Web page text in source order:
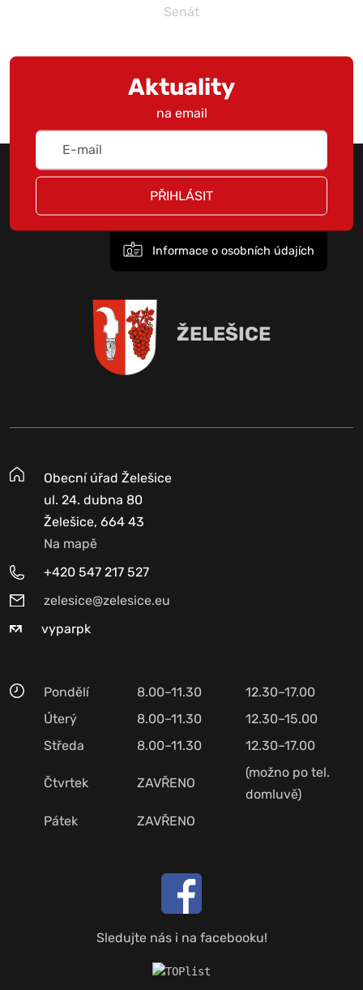
Senát
Aktuality
na email
PŘIHLÁSIT
Informace o osobních údajích
ŽELEŠICE
Obecní úřad Želešice
ul. 24. dubna 80
Želešice, 664 43
Na mapě
+420 547 217 527
zelesice@zelesice.eu
vyparpk
Pondělí 8.00–11.30
12.30–17.00
Úterý
8.00–11.30
12.30–15.00
Středa
8.00–11.30 12.30–17.00
Čtvrtek ZAVŘENO
(možno po tel.
domluvě)
Pátek
ZAVŘENO
Sledujte nás i na facebooku!